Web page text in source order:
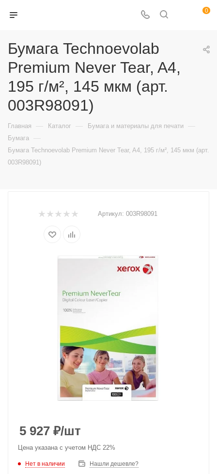
0
Бумага Technoevolab
Premium Never Tear, A4,
195 г/м², 145 мкм (арт.
003R98091)
Главная — Каталог — Бумага и материалы для печати —
Бумага —
Бумага Technoevolab Premium Never Tear, A4, 195 г/м², 145 мкм (арт.
003R98091)
Артикул: 003R98091
5 927 ₽/шт
Цена указана с учетом НДС 22%
Нет в наличии Нашли дешевле?